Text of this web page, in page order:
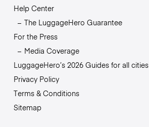
Help Center
The LuggageHero Guarantee
For the Press
Media Coverage
LuggageHero’s 2026 Guides for all cities
Privacy Policy
Terms & Conditions
Sitemap